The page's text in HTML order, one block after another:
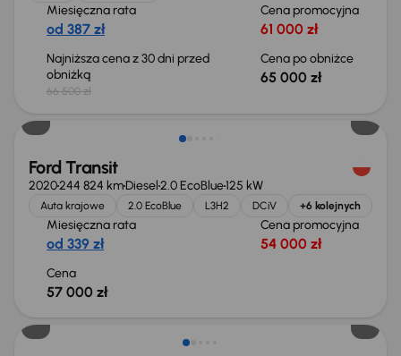
Miesięczna rata
od 387 zł
Cena promocyjna
61 000 zł
Najniższa cena z 30 dni przed
obniżką
66 500 zł
Cena po obniżce
65 000 zł
Ford Transit
2020244 824 kmDiesel2.0 EcoBlue125 kW
Auta krajowe 2.0 EcoBlue L3H2 DCiV +6 kolejnych
Miesięczna rata
od 339 zł
Cena promocyjna
54 000 zł
Cena
57 000 zł
Możliwość odliczenia VAT